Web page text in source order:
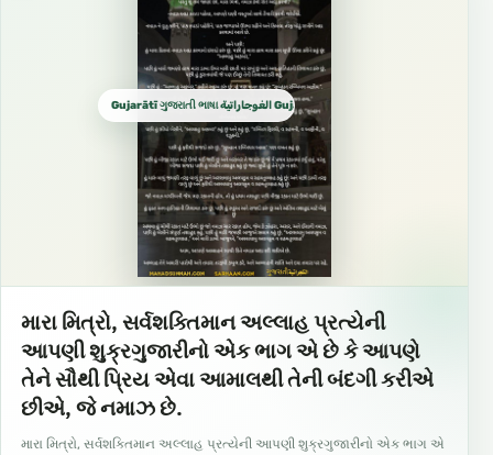
મારા મિત્રો, સર્વશક્તિમાન અલ્લાહ પ્રત્યેની
આપણી શુક્રગુજારીનો એક ભાગ એ છે કે આપણે
તેને સૌથી પ્રિય એવા આમાલથી તેની બંદગી કરીએ
છીએ, જે નમાઝ છે.
મારા મિત્રો, સર્વશક્તિમાન અલ્લાહ પ્રત્યેની આપણી શુક્રગુજારીનો એક ભાગ એ